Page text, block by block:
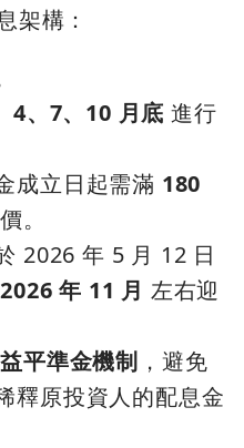
架構：
4、7、10 月底 進行
成立日起需滿 180
。
2026 年 5 月 12 日
2026 年 11 月 左右迎
平準金機制 ，避免
釋原投資人的配息金